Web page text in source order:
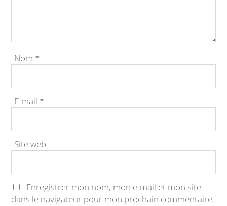
Nom *
E-mail *
Site web
Enregistrer mon nom, mon e-mail et mon site
dans le navigateur pour mon prochain commentaire.